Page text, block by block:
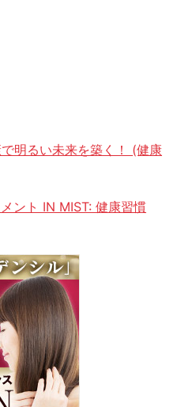
明るい未来を築く！ (健康
ント IN MIST: 健康習慣